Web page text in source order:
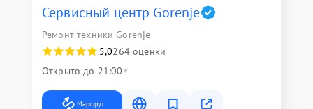
Сервисный центр Gorenje
Ремонт техники Gorenje
5,0264 оценки
Открыто до 21:00
Маршрут